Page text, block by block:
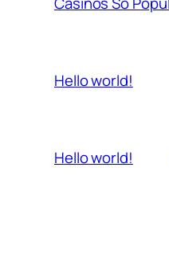
Hello world!
Hello world!